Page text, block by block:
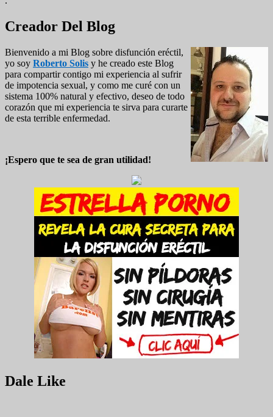
El
de
widget
barra
lateral
primaria
Creador Del Blog
Bienvenido a mi Blog sobre disfunción eréctil,
yo soy Roberto Solis y he creado este Blog
para compartir contigo mi experiencia al sufrir
de impotencia sexual, y como me curé con un
sistema 100% natural y efectivo, deseo de todo
corazón que mi experiencia te sirva para curarte
de esta terrible enfermedad.
¡Espero que te sea de gran utilidad!
Dale Like